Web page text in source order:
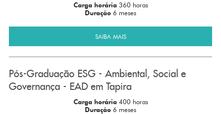
Carga horária 360 horas
Duração 6 meses
SAIBA MAIS
Pós-Graduação ESG - Ambiental, Social e
Governança - EAD em Tapira
Carga horária 400 horas
Duração 6 meses